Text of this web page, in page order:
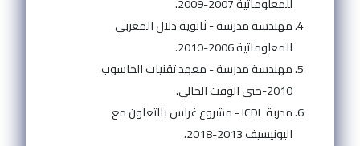
مهندسة مدرسة - ثانوية دلال المغربي
للمعلوماتية 2006-2010.
مهندسة مدرسة - معهد تقنيات الحاسوب
2010-حتى الوقت الحالي.
مدربة ICDL - مشروع غراس بالتعاون مع
اليونيسيف 2013-2018.